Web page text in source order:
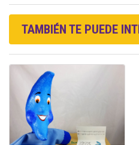
TAMBIÉN TE PUEDE